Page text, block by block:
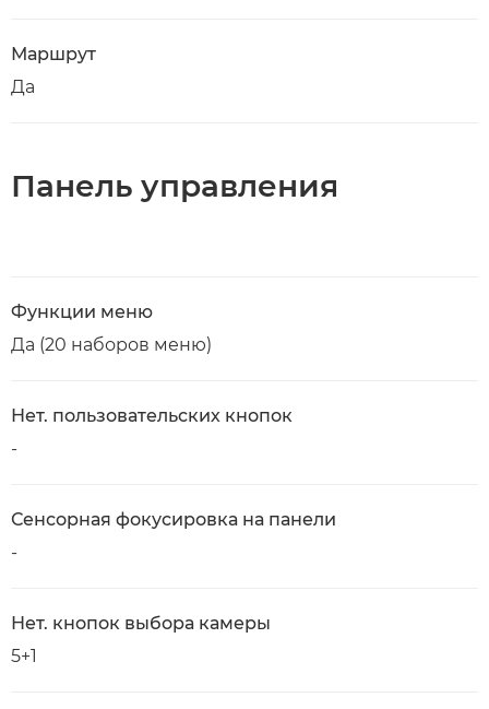
Маршрут
Да
Панель управления
Функции меню
Да (20 наборов меню)
Нет. пользовательских кнопок
-
Сенсорная фокусировка на панели
-
Нет. кнопок выбора камеры
5+1